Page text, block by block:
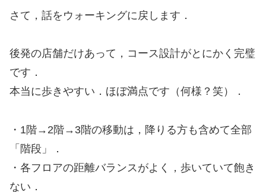
さて，話をウォーキングに戻します．
後発の店舗だけあって，コース設計がとにかく完璧
です．
本当に歩きやすい．ほぼ満点です（何様？笑）．
・1階→2階→3階の移動は，降りる方も含めて全部
「階段」．
・各フロアの距離バランスがよく，歩いていて飽き
ない．